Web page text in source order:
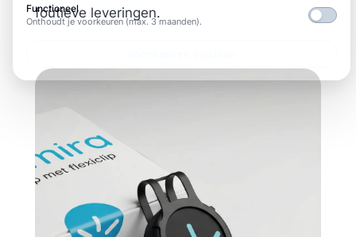
foutieve leveringen.
Functioneel
Onthoudt je voorkeuren (max. 3 maanden).